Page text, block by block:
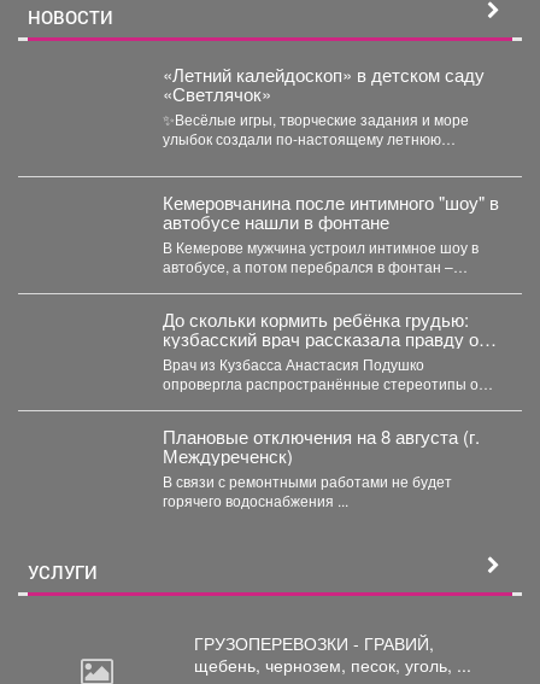
НОВОСТИ
«Летний калейдоскоп» в детском саду
«Светлячок»
✨Весёлые игры, творческие задания и море
улыбок создали по-настоящему летнюю
Кемеровчанина после интимного "шоу" в
автобусе нашли в фонтане
В Кемерове мужчина устроил интимное шоу в
автобусе, а потом перебрался в фонтан –
До скольки кормить ребёнка грудью:
кузбасский врач рассказала правду о
лактации
Врач из Кузбасса Анастасия Подушко
опровергла распространённые стереотипы о
Плановые отключения на 8 августа (г.
Междуреченск)
В связи с ремонтными работами не будет
горячего водоснабжения ...
УСЛУГИ
ГРУЗОПЕРЕВОЗКИ - ГРАВИЙ,
щебень, чернозем, песок, уголь, ...